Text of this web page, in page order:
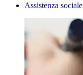
Assistenza sociale